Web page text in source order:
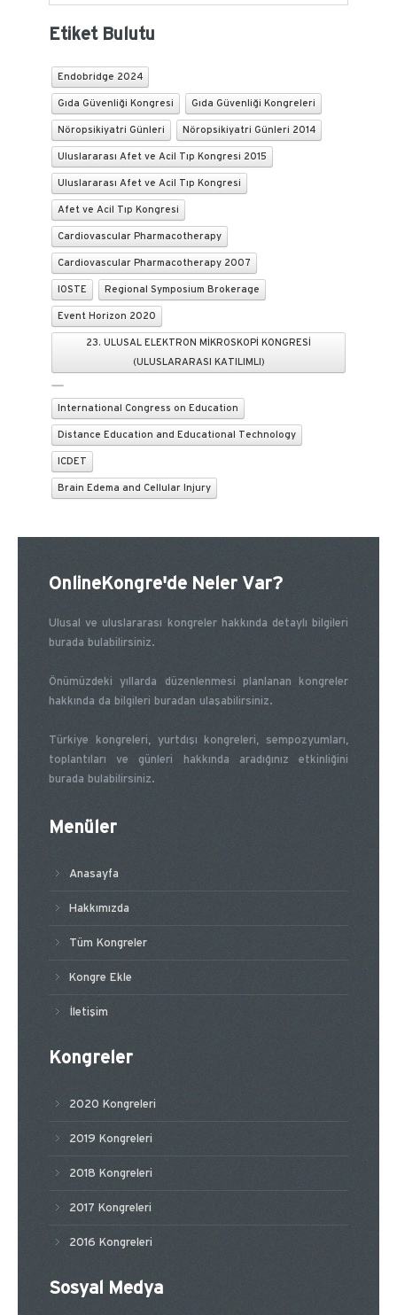
Etiket Bulutu
Endobridge 2024
Gıda Güvenliği Kongresi Gıda Güvenliği Kongreleri
Nöropsikiyatri Günleri Nöropsikiyatri Günleri 2014
Uluslararası Afet ve Acil Tıp Kongresi 2015
Uluslararası Afet ve Acil Tıp Kongresi
Afet ve Acil Tıp Kongresi
Cardiovascular Pharmacotherapy
Cardiovascular Pharmacotherapy 2007
IOSTE Regional Symposium Brokerage
Event Horizon 2020
23. ULUSAL ELEKTRON MİKROSKOPİ KONGRESİ
(ULUSLARARASI KATILIMLI)
International Congress on Education
Distance Education and Educational Technology
ICDET
Brain Edema and Cellular Injury
OnlineKongre'de Neler Var?
Ulusal ve uluslararası kongreler hakkında detaylı bilgileri
burada bulabilirsiniz.
Önümüzdeki yıllarda düzenlenmesi planlanan kongreler
hakkında da bilgileri buradan ulaşabilirsiniz.
Türkiye kongreleri, yurtdışı kongreleri, sempozyumları,
toplantıları ve günleri hakkında aradığınız etkinliğini
burada bulabilirsiniz.
Menüler
Anasayfa
Hakkımızda
Tüm Kongreler
Kongre Ekle
İletişim
Kongreler
2020 Kongreleri
2019 Kongreleri
2018 Kongreleri
2017 Kongreleri
2016 Kongreleri
Sosyal Medya